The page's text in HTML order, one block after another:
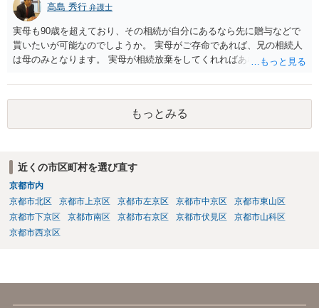
高島 秀行 弁護士
実母も90歳を超えており、その相続が自分にあるなら先に贈与などで
貰いたいが可能なのでしようか。 実母がご存命であれば、兄の相続人
は母のみとなります。 実母が相続放棄をしてくれればあなた方兄弟及
ないと思います。
もっとみる
近くの市区町村を選び直す
京都市内
京都市北区
京都市上京区 京都市左京区 京都市中京区
京都市東山区
京都市下京区
京都市南区 京都市右京区 京都市伏見区
京都市山科区
京都市西京区